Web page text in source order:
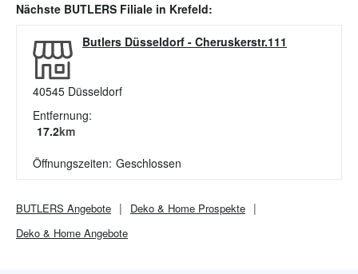
Nächste BUTLERS Filiale in Krefeld:
Butlers Düsseldorf - Cheruskerstr.111
40545 Düsseldorf
Entfernung:
17.2km
Öffnungszeiten: Geschlossen
BUTLERS Angebote Deko & Home Prospekte
Deko & Home Angebote